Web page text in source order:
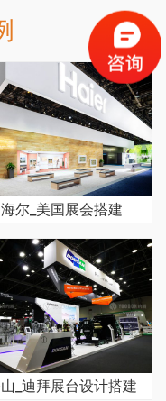
海尔_美国展会搭建
_迪拜展台设计搭建